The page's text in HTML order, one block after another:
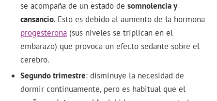
se acompaña de un estado desomnolencia y
cansancio. Esto es debido al aumento de la hormona
progesterona (sus niveles se triplican en el
embarazo) que provoca un efecto sedante sobre el
cerebro.
Segundo trimestre: disminuye la necesidad de
dormir continuamente, pero es habitual que el